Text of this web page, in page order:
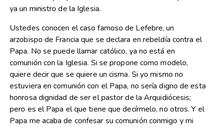
ya un ministro de la Iglesia.
Ustedes conocen el caso famoso de Lefebre, un
arzobispo de Francia que se declara en rebeldía contra el
Papa. No se puede llamar católico, ya no está en
comunión con la Iglesia. Si se propone como modelo,
quiere decir que se quiere un cisma. Si yo mismo no
estuviera en comunión con el Papa, no sería digno de esta
honrosa dignidad de ser el pastor de la Arquidiócesis;
pero es el Papa el que tiene que decírmelo, no otros. Y el
Papa me acaba de confesar su comunión conmigo y mi